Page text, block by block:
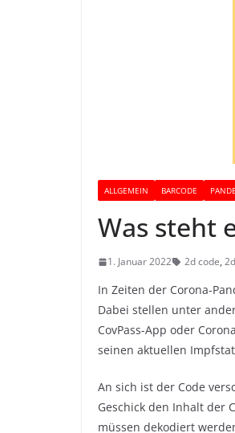
ALLGEMEIN BARCODE
Was steht
1. Januar 2022 2d code,
In Zeiten der Corona-
Dabei stellen unter
CovPass-App oder
seinen aktuellen
An sich ist der Code
Geschick den Inhalt der
müssen dekodiert